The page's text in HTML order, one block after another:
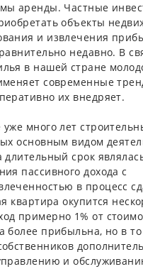
аренды. Частные
объекты
и извлечения
недавно. В
в нашей стране
современные
их внедряет.
много лет
основным видом
длительный срок
пассивного дохода с
в процесс
квартира окупится
примерно 1% от
более прибыльна, но в
и